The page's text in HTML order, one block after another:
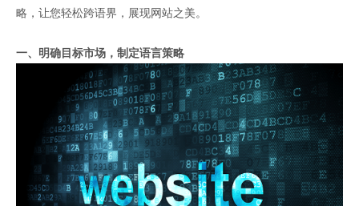
略，让您轻松跨语界，展现网站之美。
一、明确目标市场，制定语言策略